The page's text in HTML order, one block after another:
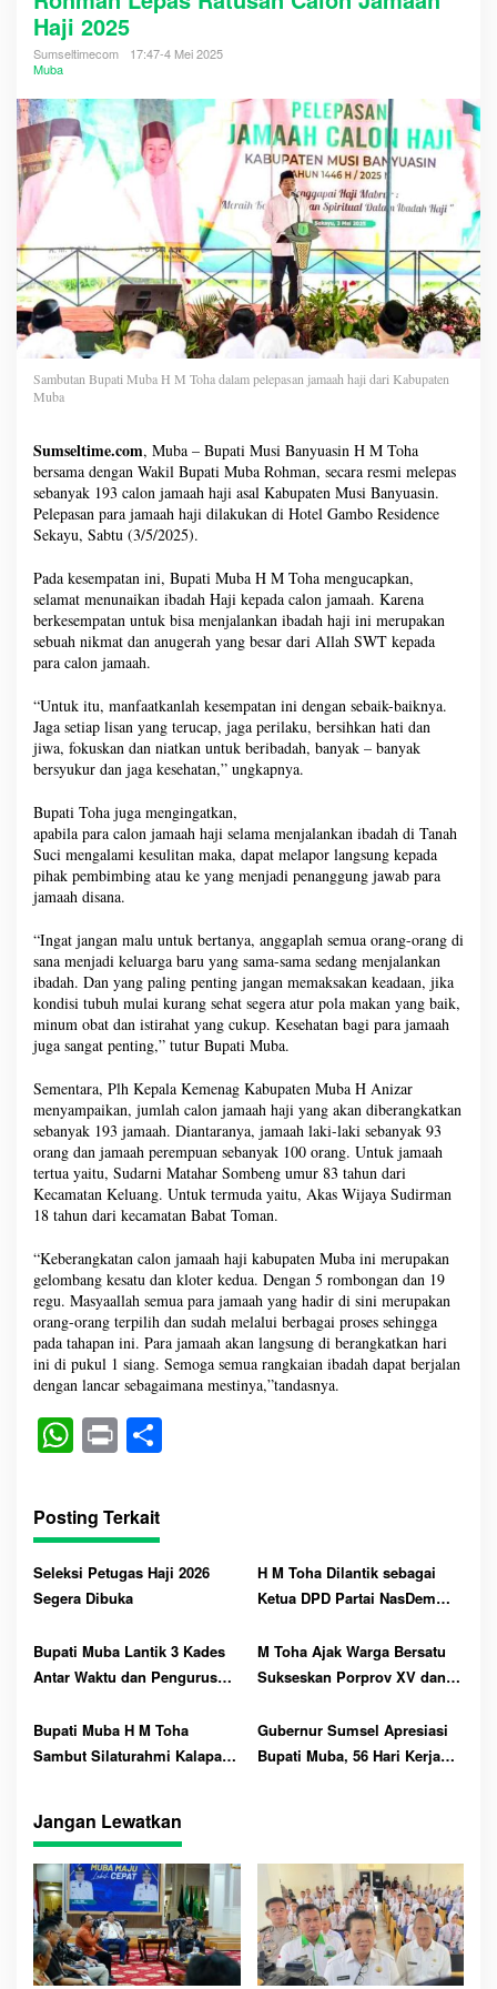
Haji 2025
Sumseltimecom
17:47-4 Mei 2025
Muba
Sambutan Bupati Muba H M Toha dalam pelepasan jamaah haji dari Kabupaten
Muba
Sumseltime.com, Muba – Bupati Musi Banyuasin H M Toha
bersama dengan Wakil Bupati Muba Rohman, secara resmi melepas
sebanyak 193 calon jamaah haji asal Kabupaten Musi Banyuasin.
Pelepasan para jamaah haji dilakukan di Hotel Gambo Residence
Sekayu, Sabtu (3/5/2025).
Pada kesempatan ini, Bupati Muba H M Toha mengucapkan,
selamat menunaikan ibadah Haji kepada calon jamaah. Karena
berkesempatan untuk bisa menjalankan ibadah haji ini merupakan
sebuah nikmat dan anugerah yang besar dari Allah SWT kepada
para calon jamaah.
“Untuk itu, manfaatkanlah kesempatan ini dengan sebaik-baiknya.
Jaga setiap lisan yang terucap, jaga perilaku, bersihkan hati dan
jiwa, fokuskan dan niatkan untuk beribadah, banyak – banyak
bersyukur dan jaga kesehatan,” ungkapnya.
Bupati Toha juga mengingatkan,
apabila para calon jamaah haji selama menjalankan ibadah di Tanah
Suci mengalami kesulitan maka, dapat melapor langsung kepada
pihak pembimbing atau ke yang menjadi penanggung jawab para
jamaah disana.
“Ingat jangan malu untuk bertanya, anggaplah semua orang-orang di
sana menjadi keluarga baru yang sama-sama sedang menjalankan
ibadah. Dan yang paling penting jangan memaksakan keadaan, jika
kondisi tubuh mulai kurang sehat segera atur pola makan yang baik,
minum obat dan istirahat yang cukup. Kesehatan bagi para jamaah
juga sangat penting,” tutur Bupati Muba.
Sementara, Plh Kepala Kemenag Kabupaten Muba H Anizar
menyampaikan, jumlah calon jamaah haji yang akan diberangkatkan
sebanyak 193 jamaah. Diantaranya, jamaah laki-laki sebanyak 93
orang dan jamaah perempuan sebanyak 100 orang. Untuk jamaah
tertua yaitu, Sudarni Matahar Sombeng umur 83 tahun dari
Kecamatan Keluang. Untuk termuda yaitu, Akas Wijaya Sudirman
18 tahun dari kecamatan Babat Toman.
“Keberangkatan calon jamaah haji kabupaten Muba ini merupakan
gelombang kesatu dan kloter kedua. Dengan 5 rombongan dan 19
regu. Masyaallah semua para jamaah yang hadir di sini merupakan
orang-orang terpilih dan sudah melalui berbagai proses sehingga
pada tahapan ini. Para jamaah akan langsung di berangkatkan hari
ini di pukul 1 siang. Semoga semua rangkaian ibadah dapat berjalan
dengan lancar sebagaimana mestinya,”tandasnya.
W
ts
A
pp
Pr
t
Posting Terkait
Seleksi Petugas Haji 2026
Segera Dibuka
H M Toha Dilantik sebagai
Ketua DPD Partai NasDem
Bupati Muba Lantik 3 Kades
Antar Waktu dan Pengurus
M Toha Ajak Warga Bersatu
Sukseskan Porprov XV dan
Bupati Muba H M Toha
Sambut Silaturahmi Kalapas
Gubernur Sumsel Apresiasi
Bupati Muba, 56 Hari Kerja
Jangan Lewatkan